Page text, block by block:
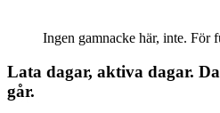
Ingen gamnacke här, inte. För
Lata dagar, aktiva dagar.
går.